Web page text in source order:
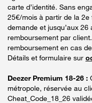
carte d’identité. Sans
25€/mois à partir de la
demande et jusqu’aux
remboursement par
remboursement en cas
Détails et formulaire sur
Deezer Premium 18-26 :
métropole, réservée au
Cheat_Code_18_26